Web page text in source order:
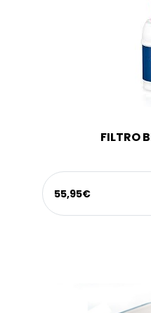
FILTRO
55,95€